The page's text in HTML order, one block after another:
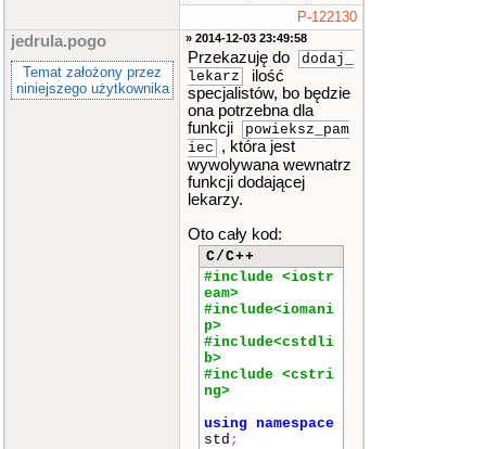
P-122130
jedrula.pogo
Temat założony przez
niniejszego użytkownika
» 2014-12-03 23:49:58
Przekazuję do
dodaj_
lekarz
ilość
specjalistów, bo będzie
ona potrzebna dla
funkcji
powieksz_pam
iec , która jest
wywolywana wewnatrz
funkcji dodającej
lekarzy.
Oto cały kod:
C/C++
#include <iostr
eam>
#include<iomani
p>
#include<cstdli
b>
#include <cstri
ng>
using namespace
std ;